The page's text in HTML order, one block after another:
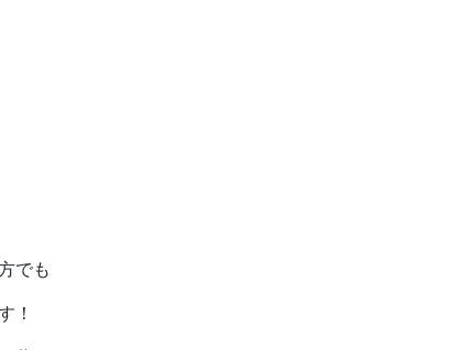
でも
！